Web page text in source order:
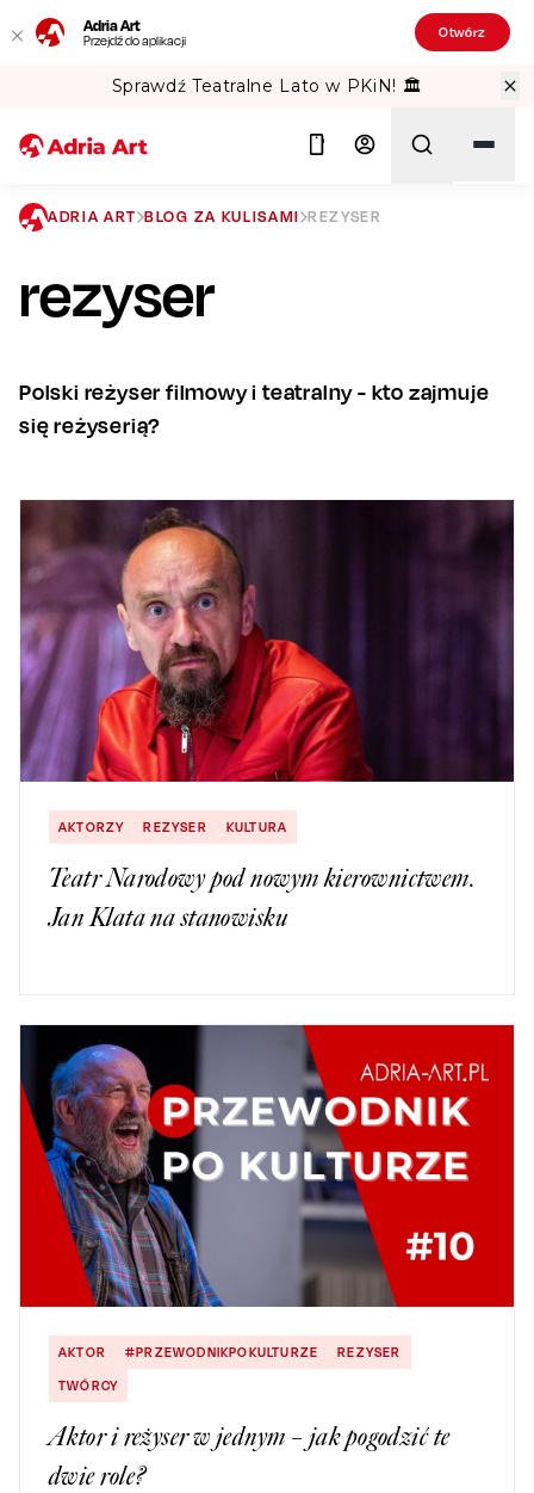
Adria Art
Przejdź do aplikacji Otwórz
Sprawdź Teatralne Lato w PKiN! 🏛️
ADRIA ART BLOG ZA KULISAMI REZYSER
rezyser
Polski reżyser filmowy i teatralny - kto zajmuje
się reżyserią?
AKTORZY REZYSER KULTURA
Teatr Narodowy pod nowym kierownictwem.
Jan Klata na stanowisku
AKTOR #PRZEWODNIKPOKULTURZE
REZYSER
TWÓRCY
Aktor i reżyser w jednym – jak pogodzić te
dwie role?